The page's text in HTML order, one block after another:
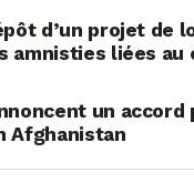
d’un projet de
amnisties liées au
un
Afghanistan